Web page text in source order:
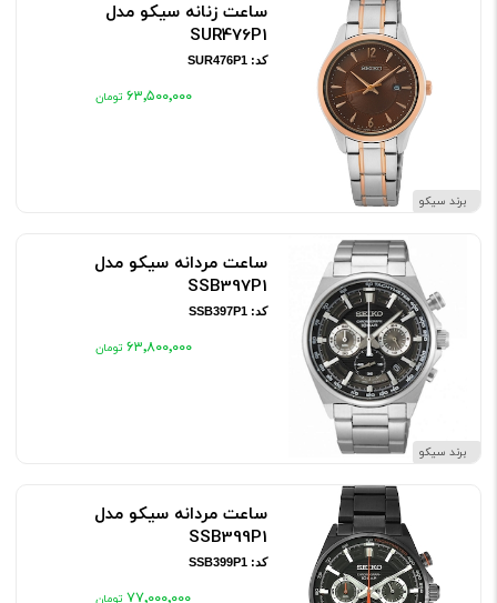
برند سیکو
ساعت زنانه سیکو مدل
SUR476P1
کد: SUR476P1
۶۳٬۵۰۰٬۰۰۰
برند سیکو
ساعت مردانه سیکو مدل
SSB397P1
کد: SSB397P1
۶۳٬۸۰۰٬۰۰۰
ساعت مردانه سیکو مدل
SSB399P1
کد: SSB399P1
۷۷٬۰۰۰٬۰۰۰